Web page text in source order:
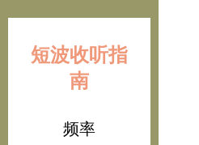
短波收听指
南
频率